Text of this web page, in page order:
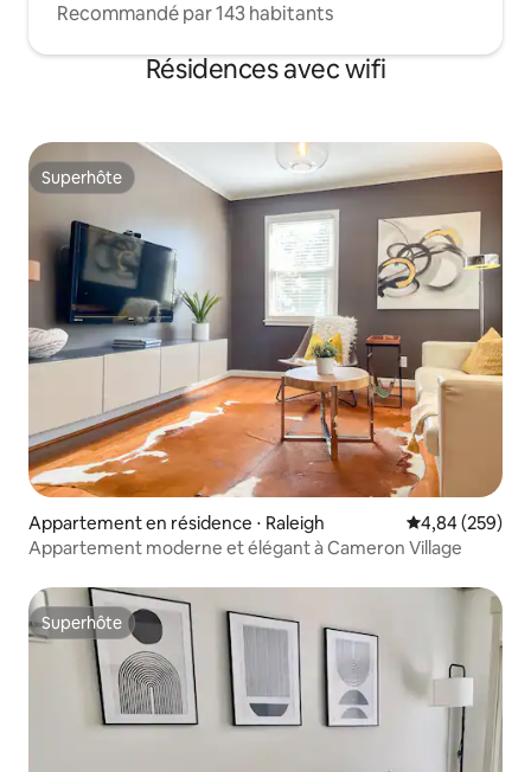
Recommandé par 143 habitants
Résidences avec wifi
Superhôte
Superhôte
Appartement en résidence ⋅ Raleigh Évaluation
4,84 (259)
Appartement moderne et élégant à Cameron Village
Superhôte
Superhôte